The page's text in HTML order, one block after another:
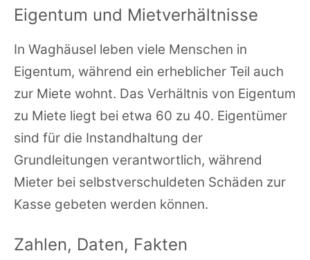
Eigentum und Mietverhältnisse
In Waghäusel leben viele Menschen in
Eigentum, während ein erheblicher Teil auch
zur Miete wohnt. Das Verhältnis von Eigentum
zu Miete liegt bei etwa 60 zu 40. Eigentümer
sind für die Instandhaltung der
Grundleitungen verantwortlich, während
Mieter bei selbstverschuldeten Schäden zur
Kasse gebeten werden können.
Zahlen, Daten, Fakten